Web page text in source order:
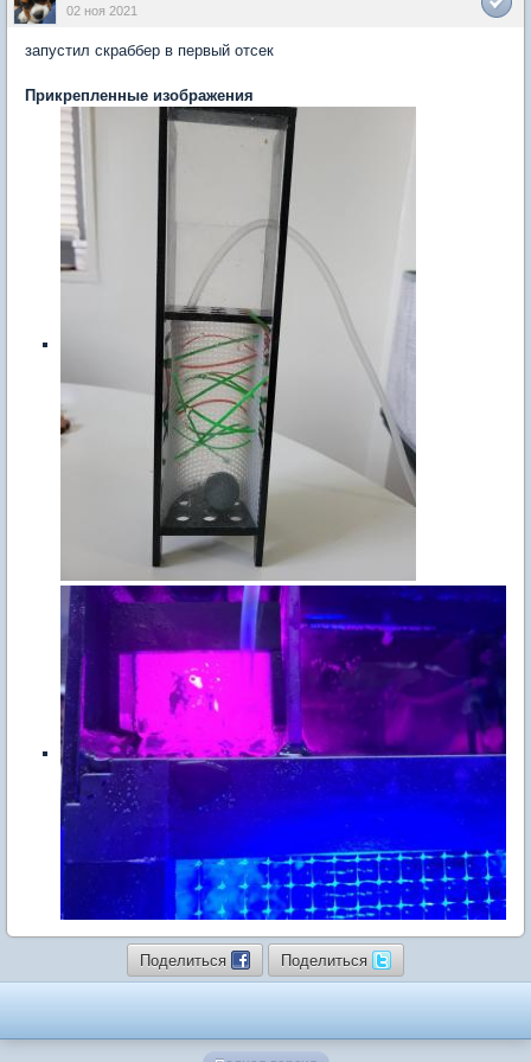
02 ноя 2021
запустил скраббер в первый отсек
Прикрепленные изображения
Поделиться Поделиться